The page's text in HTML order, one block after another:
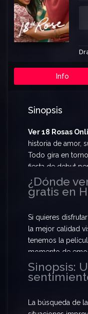
Info
Sinopsis
Ver 18 Rosas
historia de amor,
Todo gira en
fiesta de debut
un trato inusual
clase. Prepárate
trazado puede
toma el control.
¿Dónde
gratis en
Si quieres
la mejor calidad
tenemos la
momento de
protagonistas
ofrecemos la
rápidos para que
cinematográfica.
Sinopsis:
La búsqueda de